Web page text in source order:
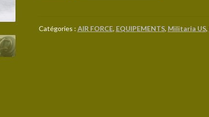
H1
Catégories : AIR FORCE, EQUIPEMENTS, Militaria US,